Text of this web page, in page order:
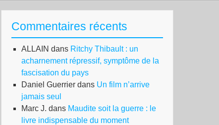
Commentaires récents
ALLAIN dans Ritchy Thibault : un
acharnement répressif, symptôme de la
fascisation du pays
Daniel Guerrier dans Un film n’arrive
jamais seul
Marc J. dans Maudite soit la guerre : le
livre indispensable du moment